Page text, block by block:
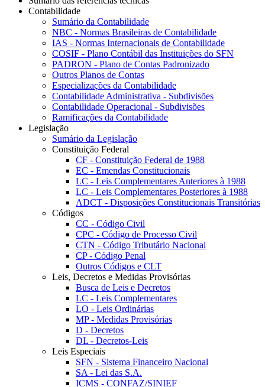
Contabilidade
Sumário da Contabilidade
NBC - Normas Brasileiras de Contabilidade
IAS - Normas Internacionais de Contabilidade
COSIF - Plano Contábil das Instituições do SFN
PADRON - Plano de Contas Padronizado
Outros Planos de Contas
Especializações da Contabilidade
Contabilidade Administrativa - Subdivisões
Contabilidade Operacional - Subdivisões
Ramificações da Contabilidade
Legislação
Sumário da Legislação
Constituição Federal
CF - Constituição Federal de 1988
EC - Emendas Constitucionais
LC - Leis Complementares Anteriores à 1988
LC - Leis Complementares Posteriores à 1988
ADCT - Disposições Constitucionais Transitórias
Códigos
CC - Código Civil
CPC - Código de Processo Civil
CTN - Código Tributário Nacional
CP - Código Penal
Outros Códigos e CLT
Leis, Decretos e Medidas Provisórias
Busca de Leis e Decretos
LC - Leis Complementares
LO - Leis Ordinárias
MP - Medidas Provisórias
D - Decretos
DL - Decretos-Leis
Leis Especiais
SFN - Sistema Financeiro Nacional
SA - Lei das S.A.
ICMS - CONFAZ/SINIEF